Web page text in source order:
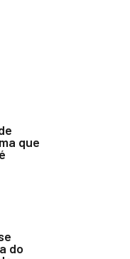
que
do